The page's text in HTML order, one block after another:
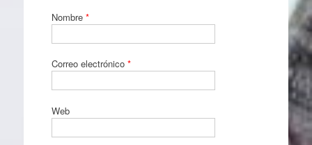
Nombre *
Correo electrónico *
Web